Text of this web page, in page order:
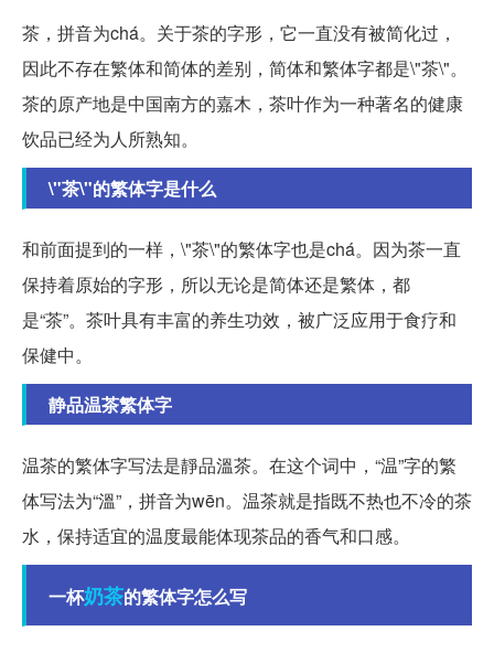
茶，拼音为chá。关于茶的字形，它一直没有被简化过，
因此不存在繁体和简体的差别，简体和繁体字都是\"茶\"。
茶的原产地是中国南方的嘉木，茶叶作为一种著名的健康
饮品已经为人所熟知。
\"茶\"的繁体字是什么
和前面提到的一样，\"茶\"的繁体字也是chá。因为茶一直
保持着原始的字形，所以无论是简体还是繁体，都
是“茶”。茶叶具有丰富的养生功效，被广泛应用于食疗和
保健中。
静品温茶繁体字
温茶的繁体字写法是靜品溫茶。在这个词中，“温”字的繁
体写法为“溫”，拼音为wēn。温茶就是指既不热也不冷的茶
水，保持适宜的温度最能体现茶品的香气和口感。
一杯奶茶的繁体字怎么写